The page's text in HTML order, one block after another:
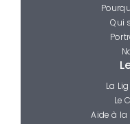
Qui
La
Le
Aide à la